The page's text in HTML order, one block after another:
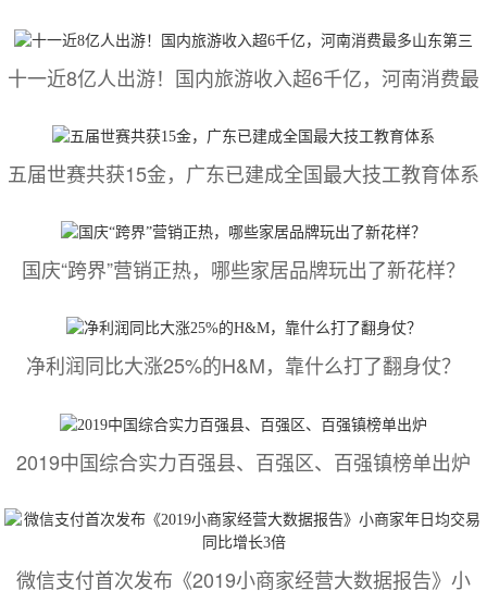
十一近8亿人出游！国内旅游收入超6千亿，河南消费最
五届世赛共获15金，广东已建成全国最大技工教育体系
国庆“跨界”营销正热，哪些家居品牌玩出了新花样？
净利润同比大涨25%的H&M，靠什么打了翻身仗？
2019中国综合实力百强县、百强区、百强镇榜单出炉
微信支付首次发布《2019小商家经营大数据报告》小